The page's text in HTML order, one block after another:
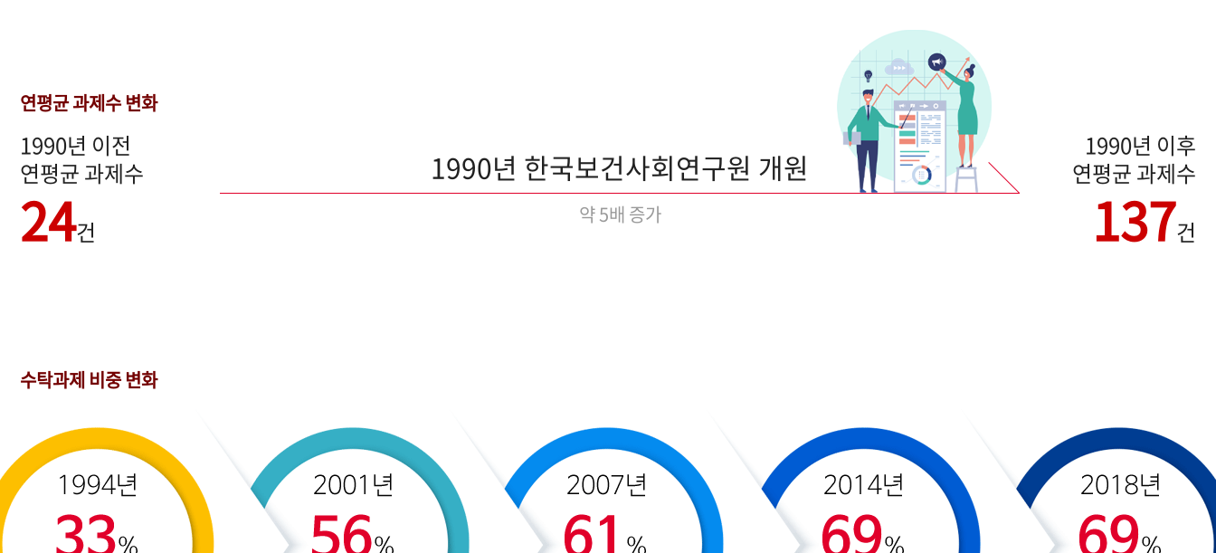
연평균 과제수 변화
1990년 이전
연평균 과제수
24건
1990년 한국보건사회연구원 개원
약 5배 증가
1990년 이후
연평균 과제수
137건
수탁과제 비중 변화